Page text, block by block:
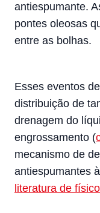
antiespumante.
pontes oleosas
entre as bolhas.
Esses eventos de
distribuição de
drenagem do
engrossamento (
mecanismo de
antiespumantes
literatura de